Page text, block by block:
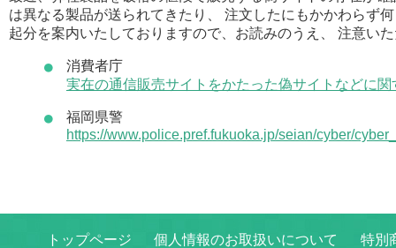
は異なる製品が送られてきたり、 注文したにもかかわらず
起分を案内いたしておりますので、お読みのうえ、 注意い
消費者庁
実在の通信販売サイトをかたった偽サイトなどに関
福岡県警
https://www.police.pref.fukuoka.jp/seian/cyber/
トップページ 個人情報のお取扱いについて 特別